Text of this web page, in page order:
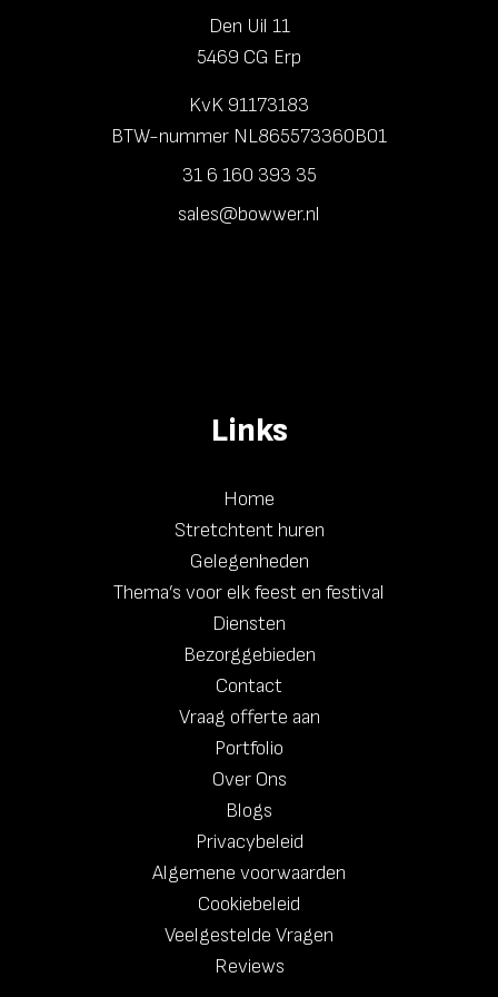
Den Uil 11
5469 CG Erp
KvK 91173183
BTW-nummer NL865573360B01
31 6 160 393 35
sales@bowwer.nl
Links
Home
Stretchtent huren
Gelegenheden
Thema’s voor elk feest en festival
Diensten
Bezorggebieden
Contact
Vraag offerte aan
Portfolio
Over Ons
Blogs
Privacybeleid
Algemene voorwaarden
Cookiebeleid
Veelgestelde Vragen
Reviews